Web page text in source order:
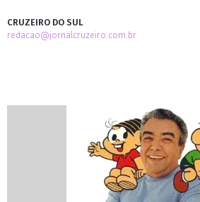
CRUZEIRO DO SUL
redacao@jornalcruzeiro.com.br